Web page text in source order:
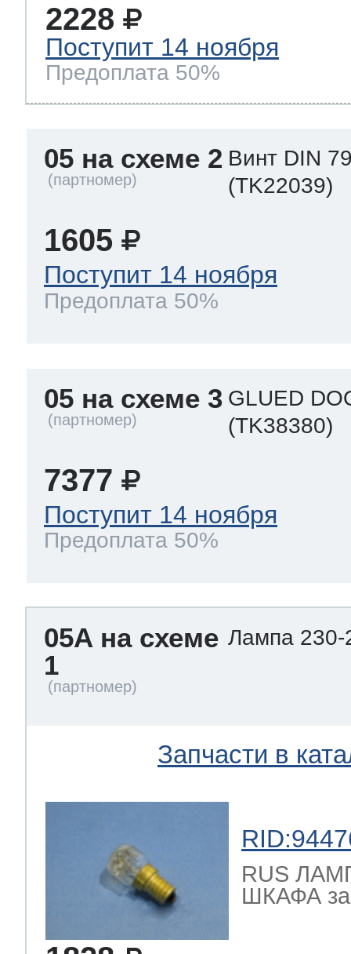
2228
Поступит 14 ноября
Предоплата 50%
05 на схеме 2 Винт DIN
(TK22039)
1605
Поступит 14 ноября
Предоплата 50%
05 на схеме 3 GLUED
(TK38380)
7377
Поступит 14 ноября
Предоплата 50%
05A на схеме
1
Лампа
Запчасти в
RUS
ШКАФА